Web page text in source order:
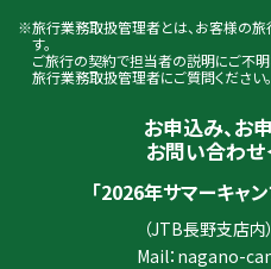
旅行業務取扱管理者とは、お客様の
す。
ご旅行の契約で担当者の説明にご不明
旅行業務取扱管理者にご質問ください。
お申込み、お
お問い合わ
「2026年サマーキャ
（JTB長野支店内
Mail： nagano-